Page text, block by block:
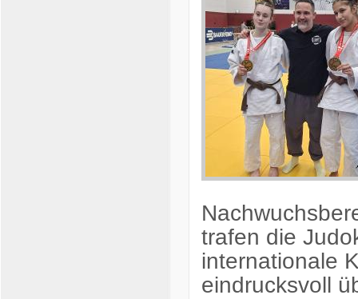
trafen die
internationale
eindrucksvoll